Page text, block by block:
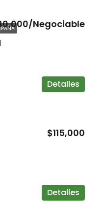
Negociable
Detalles
$115,000
Detalles